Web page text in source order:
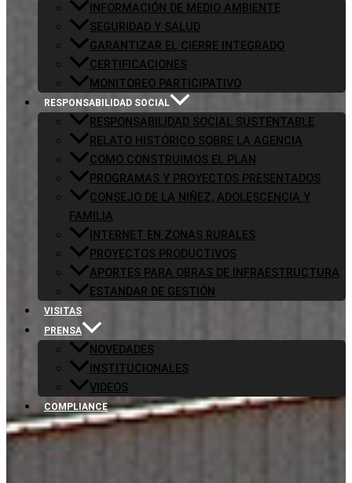
INFORMACIÓN DE MEDIO AMBIENTE
SEGURIDAD Y SALUD
GARANTIZAR EL CIERRE INTEGRADO
CERTIFICACIONES
MONITOREO PARTICIPATIVO
RESPONSABILIDAD SOCIAL
RESPONSABILIDAD SOCIAL SUSTENTABLE
RELATO HISTÓRICO SOBRE LA AGENCIA
COMO CONSTRUIMOS EL PLAN
PROGRAMAS Y PROYECTOS PRESENTADOS
CONSEJO DE LA NIÑEZ, ADOLESCENCIA Y
FAMILIA
INTERNET EN ZONAS RURALES
PROYECTOS PRODUCTIVOS
APORTES PARA OBRAS DE INFRAESTRUCTURA
ESTANDAR DE GESTIÓN
VISITAS
PRENSA
NOVEDADES
INSTITUCIONALES
VIDEOS
COMPLIANCE